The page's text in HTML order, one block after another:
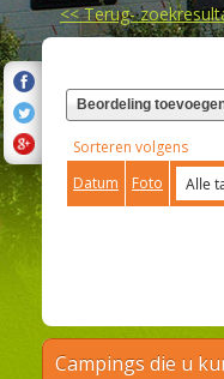
<<Terug-
Beordeling
Sorteren volgens
Datum
Foto
Campings die u